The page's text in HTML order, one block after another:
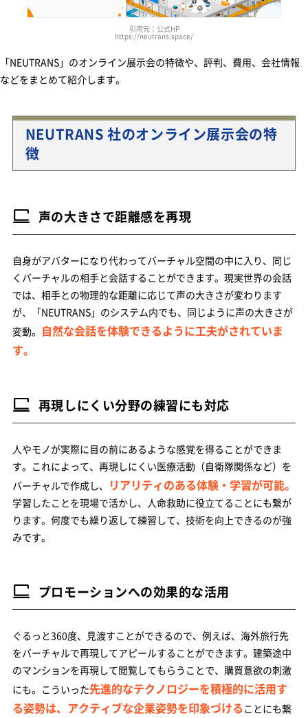
引用元：公式HP
https://neutrans.space/
「NEUTRANS」のオンライン展示会の特徴や、評判、費用、会社情報
などをまとめて紹介します。
NEUTRANS 社のオンライン展示会の特
徴
声の大きさで距離感を再現
自身がアバターになり代わってバーチャル空間の中に入り、同じ
くバーチャルの相手と会話することができます。現実世界の会話
では、相手との物理的な距離に応じて声の大きさが変わります
が、「NEUTRANS」のシステム内でも、同じように声の大きさが
変動。 自然な会話を体験できるように工夫がされていま
す。
再現しにくい分野の練習にも対応
人やモノが実際に目の前にあるような感覚を得ることができま
す。これによって、再現しにくい医療活動（自衛隊関係など）を
バーチャルで作成し、
リアリティのある体験・学習が可能。
学習したことを現場で活かし、人命救助に役立てることにも繋が
ります。何度でも繰り返して練習して、技術を向上できるのが強
みです。
プロモーションへの効果的な活用
ぐるっと360度、見渡すことができるので、例えば、海外旅行先
をバーチャルで再現してアピールすることができます。建築途中
のマンションを再現して閲覧してもらうことで、購買意欲の刺激
にも。こういった先進的なテクノロジーを積極的に活用す
る姿勢は、アクティブな企業姿勢を印象づける ことにも繋